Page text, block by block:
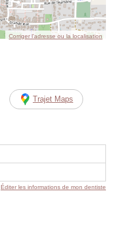
Corriger l’adresse ou la localisation
Trajet Maps
Éditer les informations de mon dentiste